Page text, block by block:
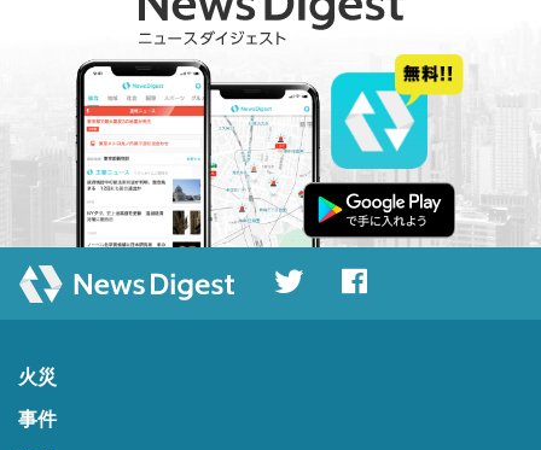
火災
事件